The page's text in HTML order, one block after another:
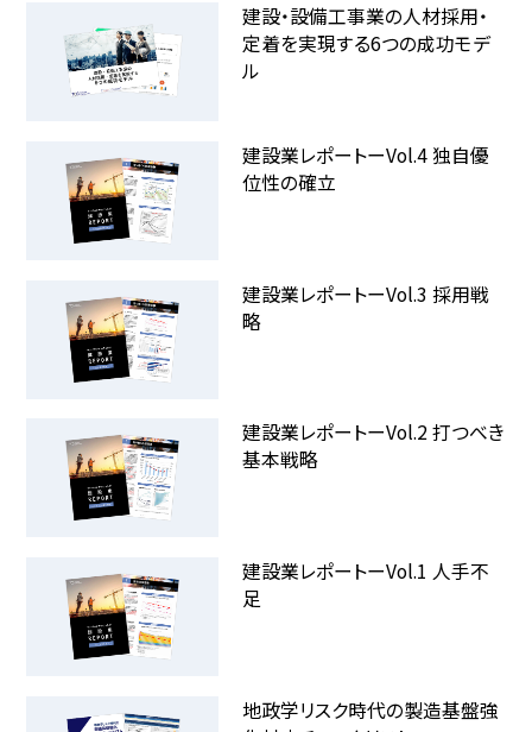
建設・設備工事業の人材採用・
定着を実現する6つの成功モデ
ル
建設業レポートーVol.4 独自優
位性の確立
建設業レポートーVol.3 採用戦
略
建設業レポートーVol.2 打つべき
基本戦略
建設業レポートーVol.1 人手不
足
地政学リスク時代の製造基盤強